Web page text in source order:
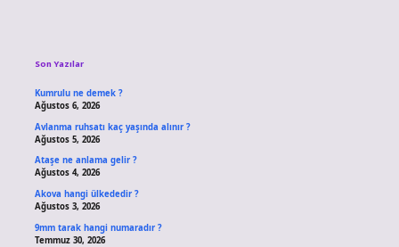
Son Yazılar
Kumrulu ne demek ?
Ağustos 6, 2026
Avlanma ruhsatı kaç yaşında alınır ?
Ağustos 5, 2026
Ataşe ne anlama gelir ?
Ağustos 4, 2026
Akova hangi ülkededir ?
Ağustos 3, 2026
9mm tarak hangi numaradır ?
Temmuz 30, 2026